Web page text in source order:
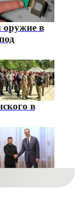
оружие в
в